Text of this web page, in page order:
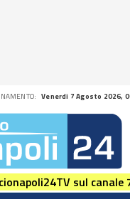
Venerdi 7 Agosto 2026,
sul